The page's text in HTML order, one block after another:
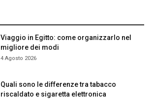
Viaggio in Egitto: come organizzarlo nel
migliore dei modi
4 Agosto 2026
Quali sono le differenze tra tabacco
riscaldato e sigaretta elettronica